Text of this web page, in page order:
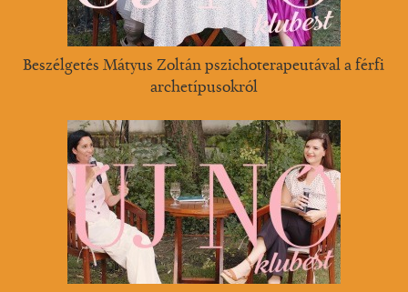
Beszélgetés Mátyus Zoltán pszichoterapeutával a férfi
archetípusokról